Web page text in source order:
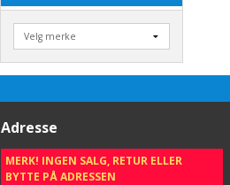
Adresse
MERK! INGEN SALG, RETUR ELLER
BYTTE PÅ ADRESSEN